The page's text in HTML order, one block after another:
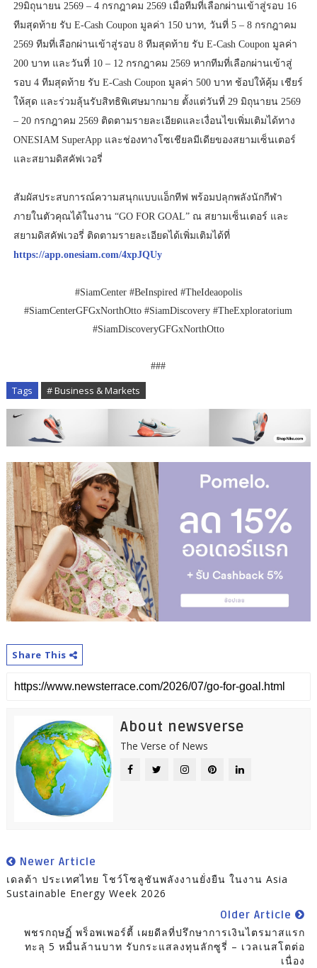
29มิถุนายน 2569 – 4 กรกฎาคม 2569 เมื่อทีมที่เลือกผ่านเข้าสู่รอบ 16
ทีมสุดท้าย รับ E-Cash Coupon มูลค่า 150 บาท, วันที่ 5 – 8 กรกฎาคม
2569 ทีมที่เลือกผ่านเข้าสู่รอบ 8 ทีมสุดท้าย รับ E-Cash Coupon มูลค่า
200 บาท และวันที่ 10 – 12 กรกฎาคม 2569 หากทีมที่เลือกผ่านเข้าสู่
รอบ 4 ทีมสุดท้าย รับ E-Cash Coupon มูลค่า 500 บาท ช้อปให้คุ้ม เชียร์
ให้สุด และร่วมลุ้นรับสิทธิพิเศษมากมาย ตั้งแต่วันที่ 29 มิถุนายน 2569
– 20 กรกฎาคม 2569 ติดตามรายละเอียดและเงื่อนไขเพิ่มเติมได้ทาง
ONESIAM SuperApp และช่องทางโซเชียลมีเดียของสยามเซ็นเตอร์
และสยามดิสคัฟเวอรี่
สัมผัสประสบการณ์ความสนุกแบบแอ็กทีฟ พร้อมปลุกพลังนักกีฬา
ภายในตัวคุณได้ในงาน “GO FOR GOAL” ณ สยามเซ็นเตอร์ และ
สยามดิสคัฟเวอรี่ ติดตามรายละเอียดได้เพิ่มเติมได้ที่
https://app.onesiam.com/4xpJQUy
#SiamCenter #BeInspired #TheIdeaopolis
#SiamCenterGFGxNorthOtto #SiamDiscovery #TheExploratorium
#SiamDiscoveryGFGxNorthOtto
###
Tags # Business & Markets
Share This
About newsverse
The Verse of News
Newer Article
เดลต้า ประเทศไทย โชว์โซลูชันพลังงานยั่งยืน ในงาน Asia
Sustainable Energy Week 2026
Older Article
พชรกฤษฏิ์ พร็อพเพอร์ตี้ เผยดีลที่ปรึกษาการเงินไตรมาสแรก
ทะลุ 5 หมื่นล้านบาท รับกระแสลงทุนลักซูรี่ – เวลเนสโตต่อ
เนื่อง